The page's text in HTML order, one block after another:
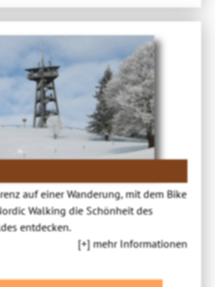
auf einer Wanderung, mit dem Bike
Walking die Schönheit des
entdecken.
[+] mehr Informationen